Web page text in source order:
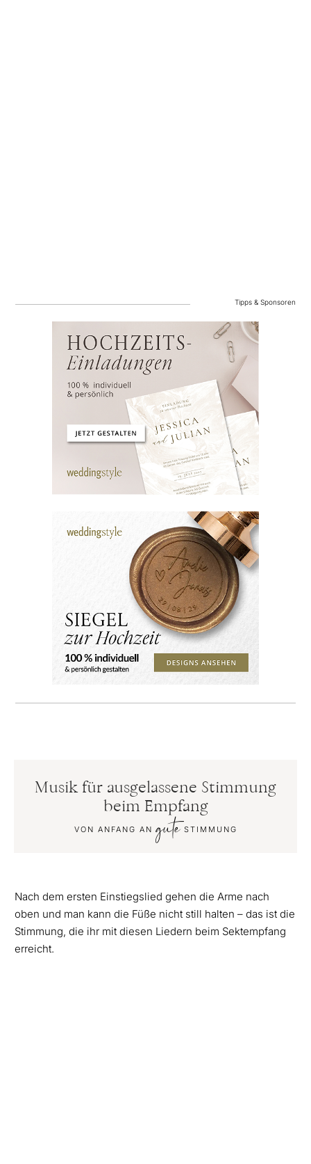
Tipps & Sponsoren
Musik für ausgelassene Stimmung
beim Empfang
VON ANFANG ANguteSTIMMUNG
Nach dem ersten Einstiegslied gehen die Arme nach
oben und man kann die Füße nicht still halten – das ist die
Stimmung, die ihr mit diesen Liedern beim Sektempfang
erreicht.